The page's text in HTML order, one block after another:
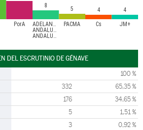
PorA
ADELANTE
ANDALUCÍA-
ANDALUCISTAS
PACMA Cs JM+
8
5 4 4
DEL ESCRUTINIO DE GÉNAVE
100 %
332 65,35 %
176 34,65 %
5 1,51 %
3 0,92 %